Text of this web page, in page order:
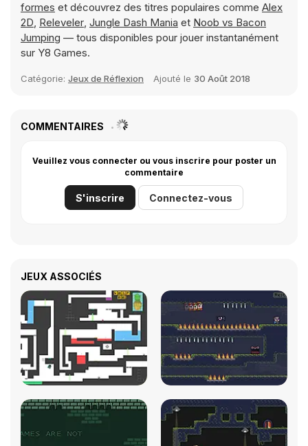
formes et découvrez des titres populaires comme Alex
2D, Releveler, Jungle Dash Mania et Noob vs Bacon
Jumping — tous disponibles pour jouer instantanément
sur Y8 Games.
Catégorie: Jeux de Réflexion Ajouté le 30 Août 2018
COMMENTAIRES
Veuillez vous connecter ou vous inscrire pour poster un
commentaire
S'inscrire Connectez-vous
JEUX ASSOCIÉS